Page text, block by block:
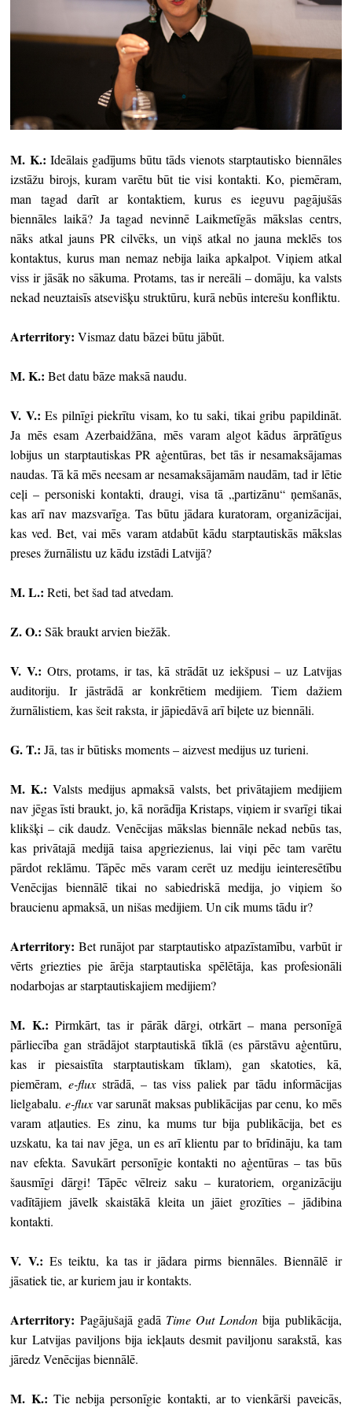
M. K.: Ideālais gadījums būtu tāds vienots starptautisko biennāles
izstāžu birojs, kuram varētu būt tie visi kontakti. Ko, piemēram,
man tagad darīt ar kontaktiem, kurus es ieguvu pagājušās
biennāles laikā? Ja tagad nevinnē Laikmetīgās mākslas centrs,
nāks atkal jauns PR cilvēks, un viņš atkal no jauna meklēs tos
kontaktus, kurus man nemaz nebija laika apkalpot. Viņiem atkal
viss ir jāsāk no sākuma. Protams, tas ir nereāli – domāju, ka valsts
nekad neuztaisīs atsevišķu struktūru, kurā nebūs interešu konfliktu.
Arterritory: Vismaz datu bāzei būtu jābūt.
M. K.: Bet datu bāze maksā naudu.
V. V.: Es pilnīgi piekrītu visam, ko tu saki, tikai gribu papildināt.
Ja mēs esam Azerbaidžāna, mēs varam algot kādus ārprātīgus
lobijus un starptautiskas PR aģentūras, bet tās ir nesamaksājamas
naudas. Tā kā mēs neesam ar nesamaksājamām naudām, tad ir lētie
ceļi – personiski kontakti, draugi, visa tā „partizānu“ ņemšanās,
kas arī nav mazsvarīga. Tas būtu jādara kuratoram, organizācijai,
kas ved. Bet, vai mēs varam atdabūt kādu starptautiskās mākslas
preses žurnālistu uz kādu izstādi Latvijā?
M. L.: Reti, bet šad tad atvedam.
Z. O.: Sāk braukt arvien biežāk.
V. V.: Otrs, protams, ir tas, kā strādāt uz iekšpusi – uz Latvijas
auditoriju. Ir jāstrādā ar konkrētiem medijiem. Tiem dažiem
žurnālistiem, kas šeit raksta, ir jāpiedāvā arī biļete uz biennāli.
G. T.: Jā, tas ir būtisks moments – aizvest medijus uz turieni.
M. K.: Valsts medijus apmaksā valsts, bet privātajiem medijiem
nav jēgas īsti braukt, jo, kā norādīja Kristaps, viņiem ir svarīgi tikai
klikšķi – cik daudz. Venēcijas mākslas biennāle nekad nebūs tas,
kas privātajā medijā taisa apgriezienus, lai viņi pēc tam varētu
pārdot reklāmu. Tāpēc mēs varam cerēt uz mediju ieinteresētību
Venēcijas biennālē tikai no sabiedriskā medija, jo viņiem šo
braucienu apmaksā, un nišas medijiem. Un cik mums tādu ir?
Arterritory: Bet runājot par starptautisko atpazīstamību, varbūt ir
vērts griezties pie ārēja starptautiska spēlētāja, kas profesionāli
nodarbojas ar starptautiskajiem medijiem?
M. K.: Pirmkārt, tas ir pārāk dārgi, otrkārt – mana personīgā
pārliecība gan strādājot starptautiskā tīklā (es pārstāvu aģentūru,
kas ir piesaistīta starptautiskam tīklam), gan skatoties, kā,
piemēram,e-flux strādā, – tas viss paliek par tādu informācijas
lielgabalu.e-flux var sarunāt maksas publikācijas par cenu, ko mēs
varam atļauties. Es zinu, ka mums tur bija publikācija, bet es
uzskatu, ka tai nav jēga, un es arī klientu par to brīdināju, ka tam
nav efekta. Savukārt personīgie kontakti no aģentūras – tas būs
šausmīgi dārgi! Tāpēc vēlreiz saku – kuratoriem, organizāciju
vadītājiem jāvelk skaistākā kleita un jāiet grozīties – jādibina
kontakti.
V. V.: Es teiktu, ka tas ir jādara pirms biennāles. Biennālē ir
jāsatiek tie, ar kuriem jau ir kontakts.
Arterritory: Pagājušajā gadā Time Out Londonbija publikācija,
kur Latvijas paviljons bija iekļauts desmit paviljonu sarakstā, kas
jāredz Venēcijas biennālē.
M. K.: Tie nebija personīgie kontakti, ar to vienkārši paveicās,